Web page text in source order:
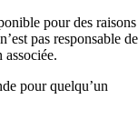
pour des raisons
pas responsable de
pour quelqu’un